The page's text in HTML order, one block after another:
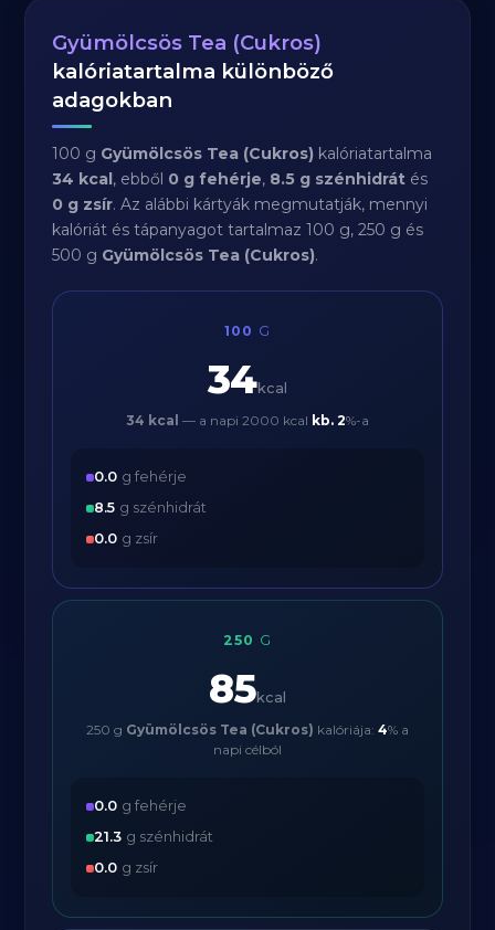
Gyümölcsös Tea (Cukros)
kalóriatartalma különböző
adagokban
100 g Gyümölcsös Tea (Cukros) kalóriatartalma
34 kcal, ebből 0 g fehérje, 8.5 g szénhidrát és
0 g zsír. Az alábbi kártyák megmutatják, mennyi
kalóriát és tápanyagot tartalmaz 100 g, 250 g és
500 g Gyümölcsös Tea (Cukros).
100 G
34kcal
34 kcal — a napi 2000 kcal kb. 2%-a
0.0 g fehérje
8.5 g szénhidrát
0.0 g zsír
250 G
85kcal
250 g Gyümölcsös Tea (Cukros) kalóriája: 4% a
napi célból
0.0 g fehérje
21.3 g szénhidrát
0.0 g zsír